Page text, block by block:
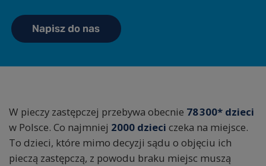
Napisz do nas
W pieczy zastępczej przebywa obecnie 78 300* dzieci
w Polsce. Co najmniej 2000 dzieci czeka na miejsce.
To dzieci, które mimo decyzji sądu o objęciu ich
pieczą zastępczą, z powodu braku miejsc muszą